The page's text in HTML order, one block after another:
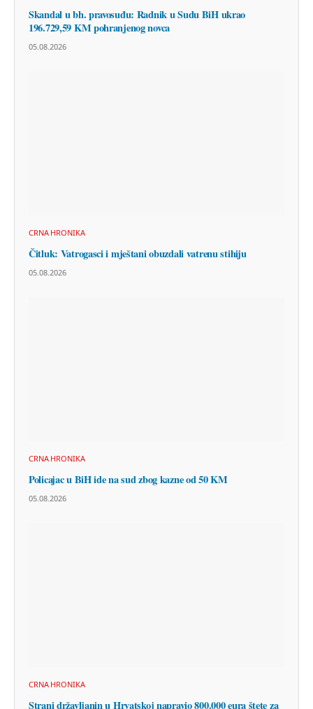
Skandal u bh. pravosuđu: Radnik u Sudu BiH ukrao
196.729,59 KM pohranjenog novca
05.08.2026
CRNA HRONIKA
Čitluk: Vatrogasci i mještani obuzdali vatrenu stihiju
05.08.2026
CRNA HRONIKA
Policajac u BiH ide na sud zbog kazne od 50 KM
05.08.2026
CRNA HRONIKA
Strani državljanin u Hrvatskoj napravio 800.000 eura štete za